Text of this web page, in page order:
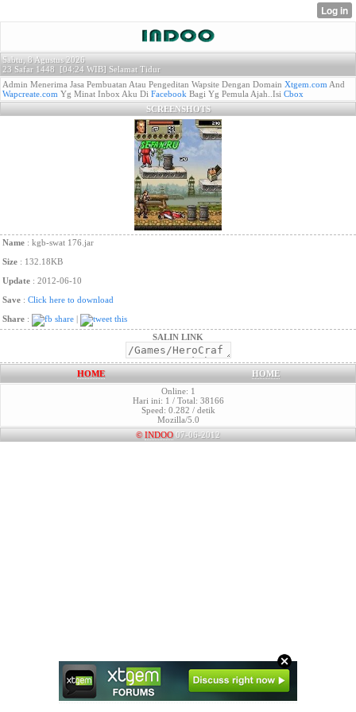
Sabtu, 8 Agustus 2026
23 Safar 1448 [04:24 WIB] Selamat Tidur
Admin Menerima Jasa Pembuatan Atau Pengeditan Wapsite Dengan Domain Xtgem.com And
Wapcreate.com Yg Minat Inbox Aku Di Facebook Bagi Yg Pemula Ajah..Isi Cbox
SCREENSHOTS
Name : kgb-swat 176.jar
Size : 132.18KB
Update : 2012-06-10
Save : Click here to download
Share :
|
SALIN LINK
HOME
HOME
Online: 1
Hari ini: 1 / Total: 38166
Speed: 0.282 / detik
Mozilla/5.0
© INDOO 07-06-2012